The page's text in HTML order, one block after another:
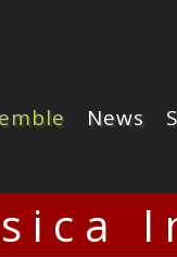
News